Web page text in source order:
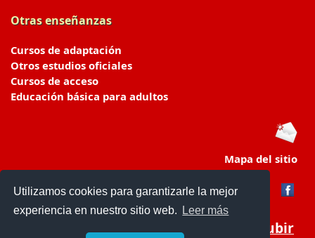
Utilizamos cookies para garantizarle la mejor
experiencia en nuestro sitio web.
Leer más
Otras enseñanzas
Cursos de adaptación
Otros estudios oficiales
Cursos de acceso
Educación básica para adultos
Mapa del sitio
Subir